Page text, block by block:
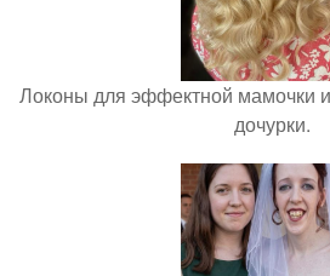
Локоны для эффектной мамочки
дочурки.